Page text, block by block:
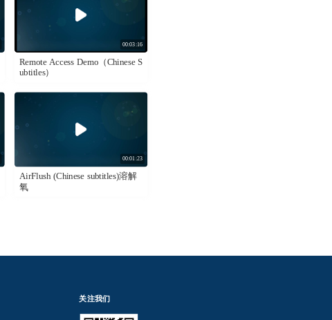
00:03:16
Remote Access Demo（Chinese S
ubtitles）
00:01:23
AirFlush (Chinese subtitles)溶解
氧
关注我们